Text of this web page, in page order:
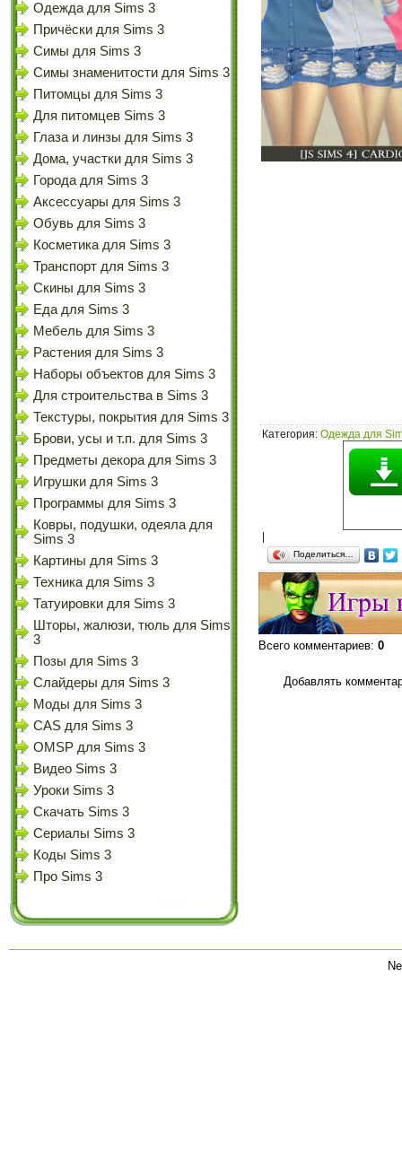
Одежда для Sims 3
Причёски для Sims 3
Симы для Sims 3
Симы знаменитости для Sims 3
Питомцы для Sims 3
Для питомцев Sims 3
Глаза и линзы для Sims 3
Дома, участки для Sims 3
Города для Sims 3
Аксессуары для Sims 3
Обувь для Sims 3
Косметика для Sims 3
Транспорт для Sims 3
Скины для Sims 3
Еда для Sims 3
Мебель для Sims 3
Растения для Sims 3
Наборы объектов для Sims 3
Для строительства в Sims 3
Текстуры, покрытия для Sims 3
Брови, усы и т.п. для Sims 3
Предметы декора для Sims 3
Игрушки для Sims 3
Программы для Sims 3
Ковры, подушки, одеяла для
Sims 3
Картины для Sims 3
Техника для Sims 3
Татуировки для Sims 3
Шторы, жалюзи, тюль для Sims
3
Позы для Sims 3
Слайдеры для Sims 3
Моды для Sims 3
CAS для Sims 3
OMSP для Sims 3
Видео Sims 3
Уроки Sims 3
Скачать Sims 3
Сериалы Sims 3
Коды Sims 3
Про Sims 3
Категория: Одежда для
Поделиться…
Всего комментариев: 0
Добавлять